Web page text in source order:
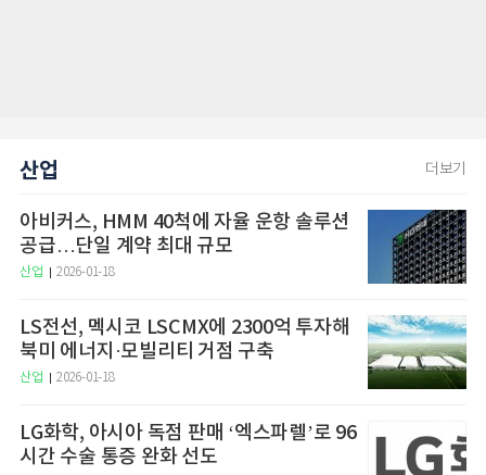
산업 더보기
아비커스, HMM 40척에 자율 운항 솔루션
공급…단일 계약 최대 규모
산업 2026-01-18
LS전선, 멕시코 LSCMX에 2300억 투자해
북미 에너지·모빌리티 거점 구축
산업 2026-01-18
LG화학, 아시아 독점 판매 ‘엑스파렐’로 96
시간 수술 통증 완화 선도